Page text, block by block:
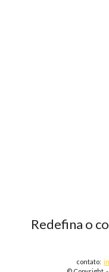
Redefina o
contato: